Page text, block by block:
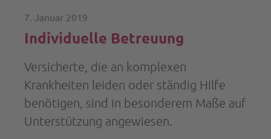
7. Januar 2019
Individuelle Betreuung
Versicherte, die an komplexen
Krankheiten leiden oder ständig Hilfe
benötigen, sind in besonderem Maße auf
Unterstützung angewiesen.